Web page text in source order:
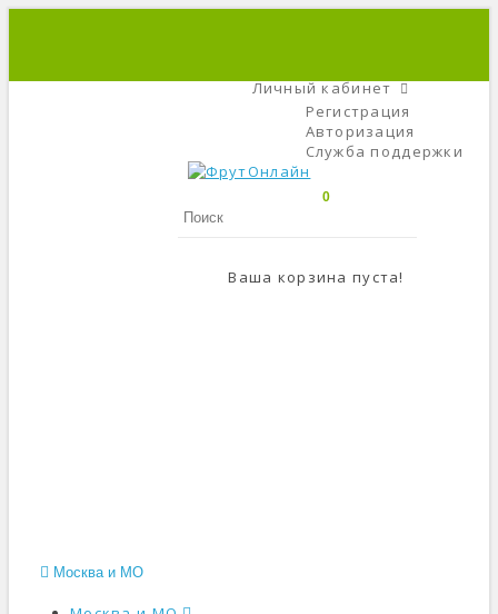
Личный кабинет
Регистрация
Авторизация
Служба поддержки
0
Ваша корзина пуста!
Москва и МО